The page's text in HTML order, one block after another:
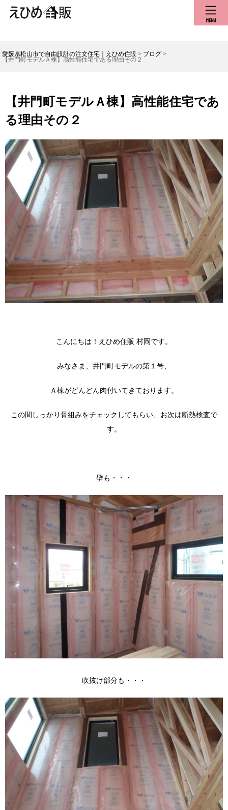
愛媛県松山市で自由設計の注文住宅｜えひめ住販 > ブログ >
【井門町モデルＡ棟】高性能住宅である理由その２
【井門町モデルＡ棟】高性能住宅であ
る理由その２
こんにちは！えひめ住販 村岡です。
みなさま、井門町モデルの第１号、
Ａ棟がどんどん肉付いてきております。
この間しっかり骨組みをチェックしてもらい、お次は断熱検査で
す。
壁も・・・
吹抜け部分も・・・